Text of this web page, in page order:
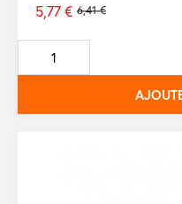
Prix
de
base
6,41 €
5,77 €